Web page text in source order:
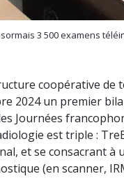
3 500 examens
coopérative de
2024 un premier
Journées
est triple :
et se consacrant à
(en scanner,